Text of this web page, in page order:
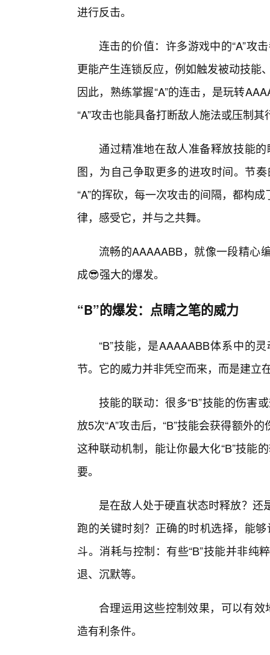
进行反击。
连击的价值：许多游戏中的“A”攻
更能产生连锁反应，例如触发被动技能
因此，熟练掌握“A”的连击，是玩转
“A”攻击也能具备打断敌人施法或压制
通过精准地在敌人准备释放技能
图，为自己争取更多的进攻时间。节
“A”的挥砍，每一次攻击的间隔，都构
律，感受它，并与之共舞。
流畅的AAAAABB，就像一段精心
成😎强大的爆发。
“B”的爆发：点睛之笔的威力
“B”技能，是AAAAABB体系中的
节。它的威力并非凭空而来，而是建立
技能的联动：很多“B”技能的伤害
放5次“A”攻击后，“B”技能会获得额外
这种联动机制，能让你最大化“B”技能
要。
是在敌人处于硬直状态时释放？
跑的关键时刻？正确的时机选择，能
斗。消耗与控制：有些“B”技能并非纯
退、沉默等。
合理运用这些控制效果，可以有
造有利条件。